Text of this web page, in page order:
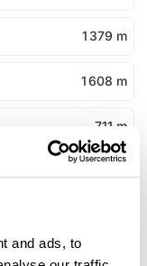
and ads, to
1 379 m
1 608 m
711 m
della